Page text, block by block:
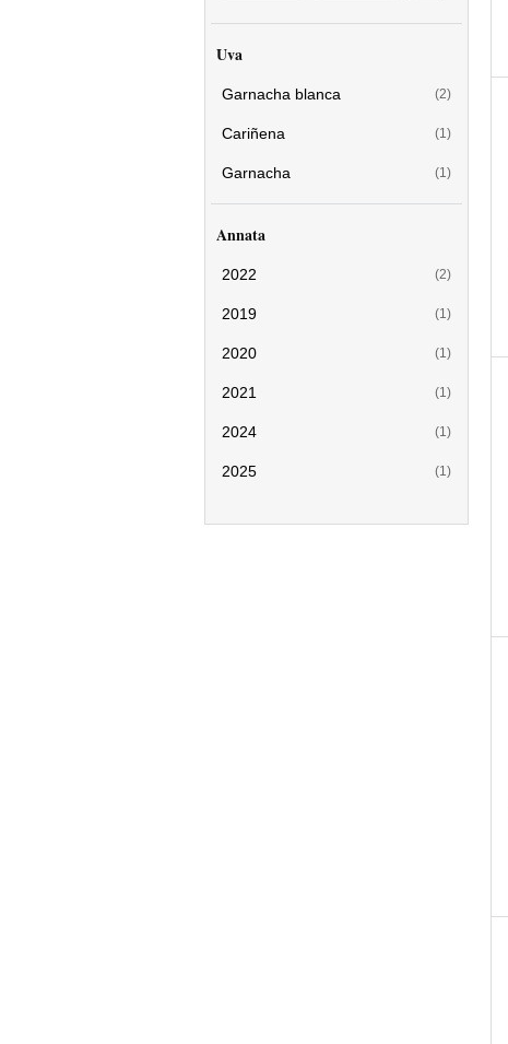
Uva
Garnacha blanca (2)
Cariñena (1)
Garnacha (1)
Annata
2022 (2)
2019 (1)
2020 (1)
2021 (1)
2024 (1)
2025 (1)